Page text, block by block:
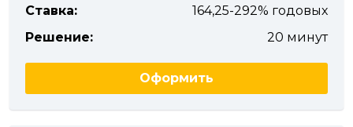
Ставка:
164,25-292% годовых
Решение:
20 минут
Оформить